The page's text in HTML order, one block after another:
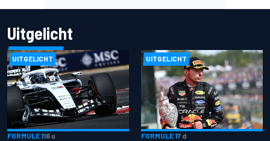
Uitgelicht
UITGELICHT
FORMULE 116 u
UITGELICHT
FORMULE 17 d